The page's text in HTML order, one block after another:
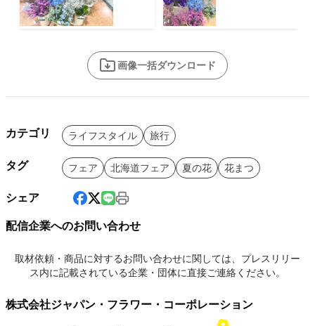
画像一括ダウンロード
カテゴリ ライフスタイル 旅行
タグ フェア 北海道フェア 夏の花 花まつ
シェア
配信企業へのお問い合わせ
取材依頼・商品に対するお問い合わせに関しては、プレスリリー
ス内に記載されている企業・団体に直接ご連絡ください。
株式会社ジャパン・フラワー・コーポレーション